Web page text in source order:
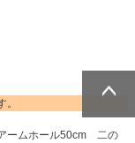
ムホール50cm 二の
プへ
プへ